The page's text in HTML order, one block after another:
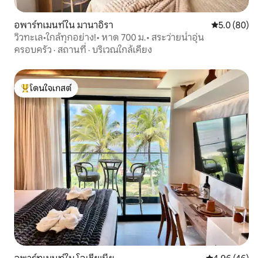
อพาร์ทเมนท์ใน มานาอิรา คะแนนเฉลี่ย
5.0 (80)
วิวทะเล•ใกล้ทุกอย่าง!• หาด 700 ม.• สระว่ายน้ำอุ่น
ครอบครัว · สถานที่ · บริเวณใกล้เคียง
โดนใจเกสต์ที่สุด
โดนใจเกสต์